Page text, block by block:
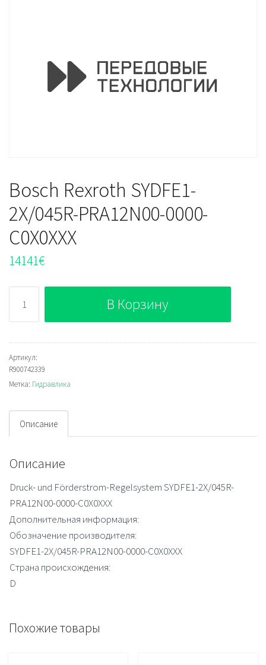
Bosch Rexroth SYDFE1-
2X/045R-PRA12N00-0000-
C0X0XXX
14141€
Bosch
Rexroth
SYDFE1-
2X/045R-
PRA12N00-
0000-
В Корзину
Артикул:
R900742339
Метка: Гидравлика
Описание
Описание
Druck- und Förderstrom-Regelsystem SYDFE1-2X/045R-
PRA12N00-0000-C0X0XXX
Дополнительная информация:
Обозначение производителя:
SYDFE1-2X/045R-PRA12N00-0000-C0X0XXX
Страна происхождения:
D
Похожие товары